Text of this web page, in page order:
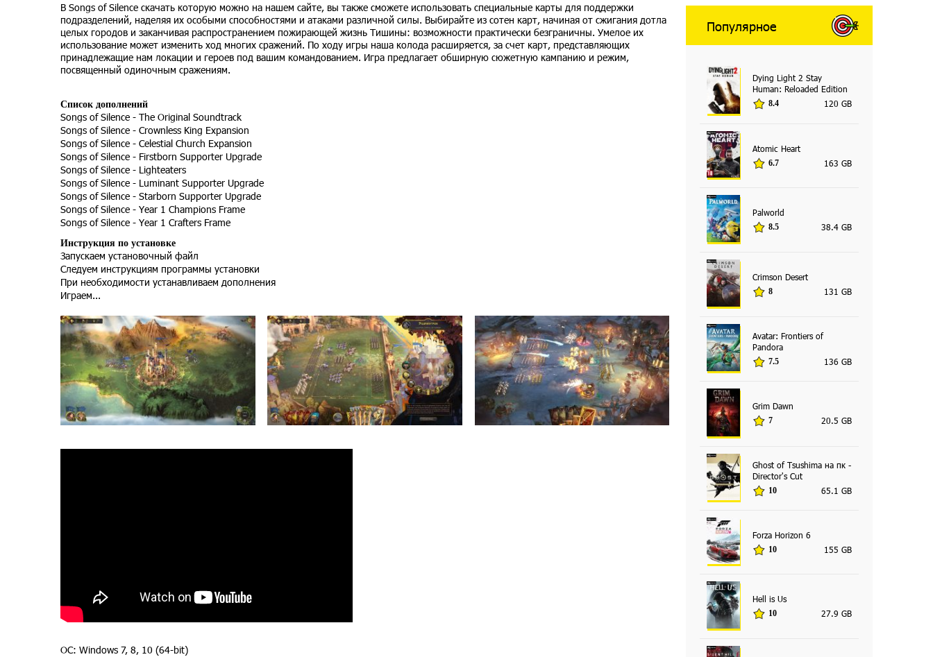
В Songs of Silence скачать которую можно на нашем сайте, вы также сможете использовать специальные карты для поддержки
подразделений, наделяя их особыми способностями и атаками различной силы. Выбирайте из сотен карт, начиная от сжигания дотла
целых городов и заканчивая распространением пожирающей жизнь Тишины: возможности практически безграничны. Умелое их
использование может изменить ход многих сражений. По ходу игры наша колода расширяется, за счет карт, представляющих
принадлежащие нам локации и героев под вашим командованием. Игра предлагает обширную сюжетную кампанию и режим,
посвященный одиночным сражениям.
Список дополнений
Songs of Silence - The Original Soundtrack
Songs of Silence - Crownless King Expansion
Songs of Silence - Celestial Church Expansion
Songs of Silence - Firstborn Supporter Upgrade
Songs of Silence - Lighteaters
Songs of Silence - Luminant Supporter Upgrade
Songs of Silence - Starborn Supporter Upgrade
Songs of Silence - Year 1 Champions Frame
Songs of Silence - Year 1 Crafters Frame
Инструкция по установке
Запускаем установочный файл
Следуем инструкциям программы установки
При необходимости устанавливаем дополнения
Играем...
ОС: Windows 7, 8, 10 (64-bit)
Популярное
Dying Light 2 Stay
Human: Reloaded Edition
8.4 120 GB
Atomic Heart
6.7 163 GB
Palworld
8.5 38.4 GB
Crimson Desert
8 131 GB
Avatar: Frontiers of
Pandora
7.5 136 GB
Grim Dawn
7 20.5 GB
Ghost of Tsushima на пк -
Director's Cut
10 65.1 GB
Forza Horizon 6
10 155 GB
Hell is Us
10 27.9 GB